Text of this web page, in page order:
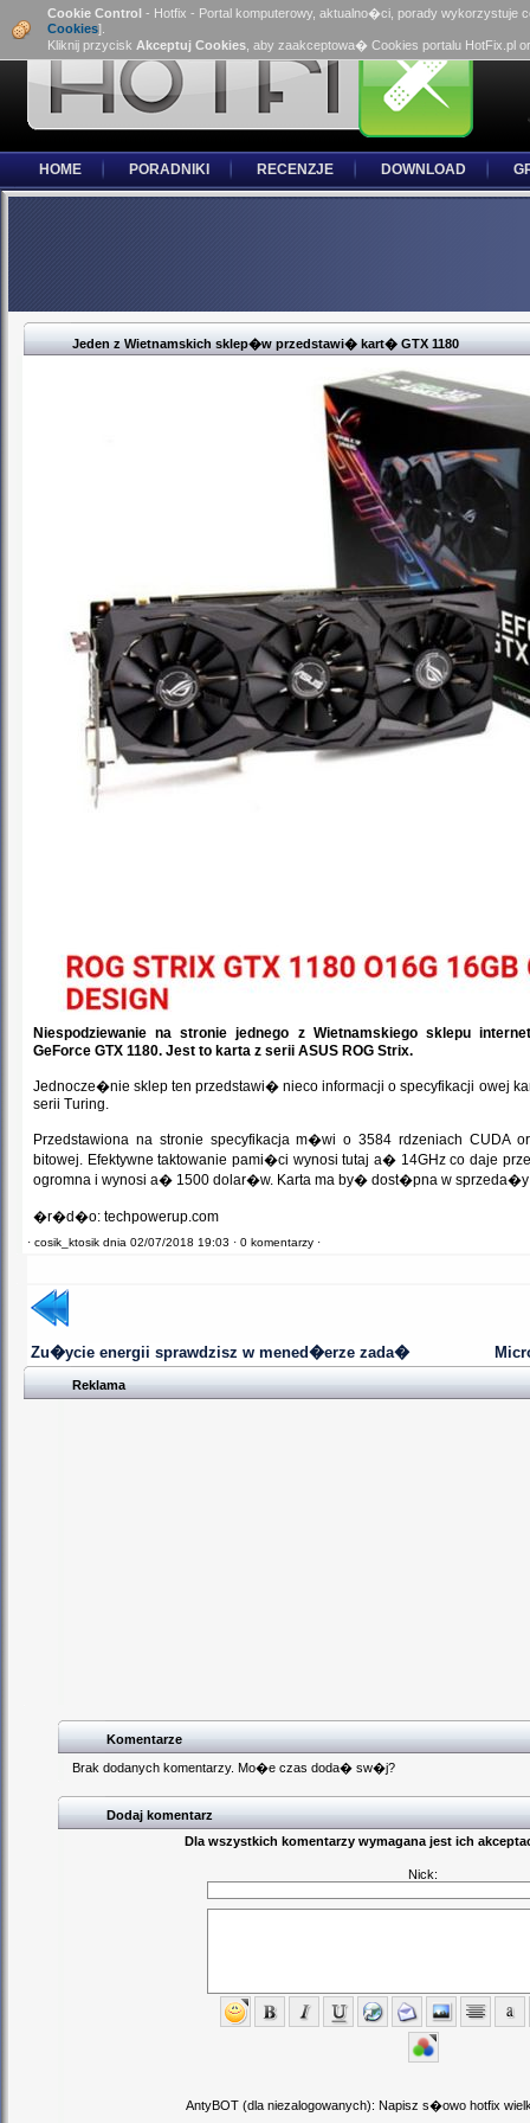
Cookie Control - Hotfix - Portal komputerowy, aktualno�ci, porady wykorzystuje
Cookies].
Kliknij przycisk Akceptuj Cookies , aby zaakceptowa� Cookies portalu HotFix.pl
HOME PORADNIKI RECENZJE DOWNLOAD
Jeden z Wietnamskich sklep�w przedstawi� kart� GTX 1180
Niespodziewanie na stronie jednego z Wietnamskiego sklepu
GeForce GTX 1180. Jest to karta z serii ASUS ROG Strix.
Jednocze�nie sklep ten przedstawi� nieco informacji o specyfikacji owej
serii Turing.
Przedstawiona na stronie specyfikacja m�wi o 3584 rdzeniach CUDA
bitowej. Efektywne taktowanie pami�ci wynosi tutaj a� 14GHz co daje
ogromna i wynosi a� 1500 dolar�w. Karta ma by� dost�pna w
�r�d�o: techpowerup.com
· cosik_ktosik dnia 02/07/2018 19:03 · 0 komentarzy ·
Zu�ycie energii sprawdzisz w mened�erze zada�
Reklama
Komentarze
Brak dodanych komentarzy. Mo�e czas doda� sw�j?
Dodaj komentarz
Dla wszystkich komentarzy wymagana jest ich
Nick:
AntyBOT (dla niezalogowanych): Napisz s�owo hotfix